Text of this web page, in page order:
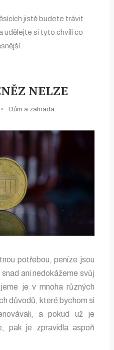
jistě budete trávit
udělejte si tyto chvíli co
NELZE
Dům a zahrada
potřebou, peníze jsou
ani nedokážeme svůj
je v mnoha různých
důvodů, které bychom si
a pokud už je
pak je zpravidla aspoň